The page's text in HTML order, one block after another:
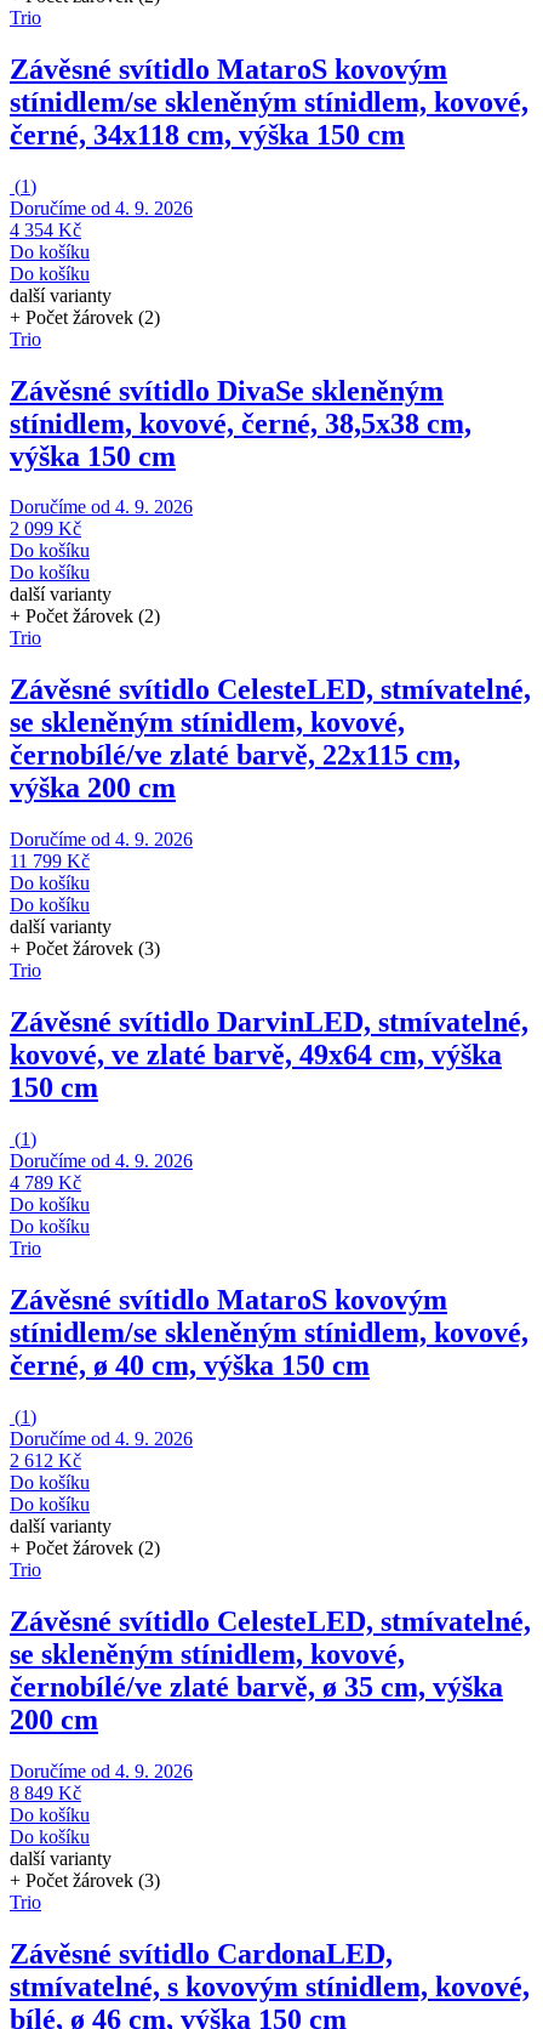
Trio
Závěsné svítidlo MataroS kovovým
stínidlem/se skleněným stínidlem, kovové,
černé, 34x118 cm, výška 150 cm
(1)
Doručíme od 4. 9. 2026
4 354 Kč
Do košíku
Do košíku
další varianty
+ Počet žárovek (2)
Trio
Závěsné svítidlo DivaSe skleněným
stínidlem, kovové, černé, 38,5x38 cm,
výška 150 cm
Doručíme od 4. 9. 2026
2 099 Kč
Do košíku
Do košíku
další varianty
+ Počet žárovek (2)
Trio
Závěsné svítidlo CelesteLED, stmívatelné,
se skleněným stínidlem, kovové,
černobílé/ve zlaté barvě, 22x115 cm,
výška 200 cm
Doručíme od 4. 9. 2026
11 799 Kč
Do košíku
Do košíku
další varianty
+ Počet žárovek (3)
Trio
Závěsné svítidlo DarvinLED, stmívatelné,
kovové, ve zlaté barvě, 49x64 cm, výška
150 cm
(1)
Doručíme od 4. 9. 2026
4 789 Kč
Do košíku
Do košíku
Trio
Závěsné svítidlo MataroS kovovým
stínidlem/se skleněným stínidlem, kovové,
černé, ø 40 cm, výška 150 cm
(1)
Doručíme od 4. 9. 2026
2 612 Kč
Do košíku
Do košíku
další varianty
+ Počet žárovek (2)
Trio
Závěsné svítidlo CelesteLED, stmívatelné,
se skleněným stínidlem, kovové,
černobílé/ve zlaté barvě, ø 35 cm, výška
200 cm
Doručíme od 4. 9. 2026
8 849 Kč
Do košíku
Do košíku
další varianty
+ Počet žárovek (3)
Trio
Závěsné svítidlo CardonaLED,
stmívatelné, s kovovým stínidlem, kovové,
bílé, ø 46 cm, výška 150 cm